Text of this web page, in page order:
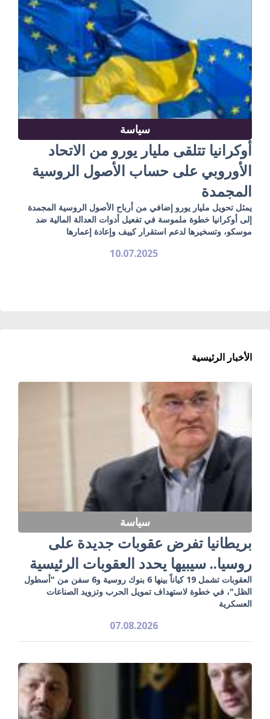
سياسة
أوكرانيا تتلقى مليار يورو من الاتحاد
الأوروبي على حساب الأصول الروسية
المجمدة
يمثل تحويل مليار يورو إضافي من أرباح الأصول الروسية المجمدة
إلى أوكرانيا خطوة ملموسة في تفعيل أدوات العدالة المالية ضد
موسكو، وتسخيرها لدعم استقرار كييف وإعادة إعمارها
10.07.2025
الأخبار الرئيسية
سياسة
بريطانيا تفرض عقوبات جديدة على
روسيا.. سيبيها يحدد العقوبات الرئيسية
العقوبات تشمل 19 كياناً بينها 6 بنوك روسية و6 سفن من "أسطول
الظل"، في خطوة لاستهداف تمويل الحرب وتزويد الصناعات
العسكرية
07.08.2026